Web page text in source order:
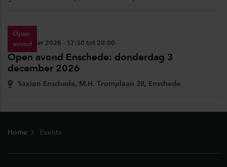
Open
avond
Datum:
3 december 2026 - 17:30 tot 20:00
Open avond Enschede: donderdag 3
december 2026
Locatie:
Saxion Enschede, M.H. Tromplaan 28, Enschede
Home Events